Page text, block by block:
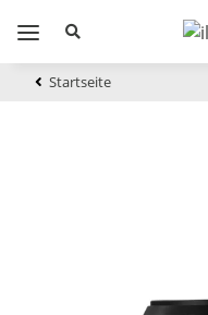
Startseite